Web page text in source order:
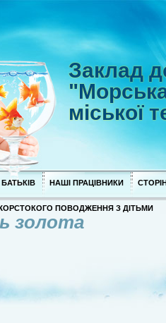
Заклад
міської
НАШІ ПРАЦІВНИКИ
ПОВОДЖЕННЯ З ДІТЬМИ
золота